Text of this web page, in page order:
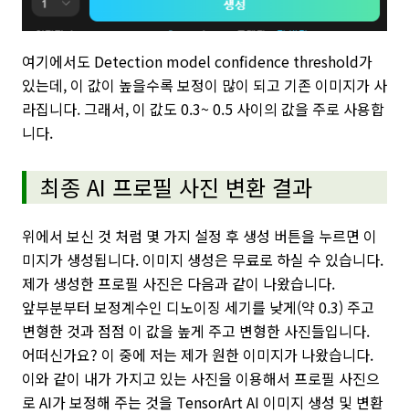
여기에서도 Detection model confidence threshold가
있는데, 이 값이 높을수록 보정이 많이 되고 기존 이미지가 사
라집니다. 그래서, 이 값도 0.3~ 0.5 사이의 값을 주로 사용합
니다.
최종 AI 프로필 사진 변환 결과
위에서 보신 것 처럼 몇 가지 설정 후 생성 버튼을 누르면 이
미지가 생성됩니다. 이미지 생성은 무료로 하실 수 있습니다.
제가 생성한 프로필 사진은 다음과 같이 나왔습니다.
앞부분부터 보정계수인 디노이징 세기를 낮게(약 0.3) 주고
변형한 것과 점점 이 값을 높게 주고 변형한 사진들입니다.
어떠신가요? 이 중에 저는 제가 원한 이미지가 나왔습니다.
이와 같이 내가 가지고 있는 사진을 이용해서 프로필 사진으
로 AI가 보정해 주는 것을 TensorArt AI 이미지 생성 및 변환